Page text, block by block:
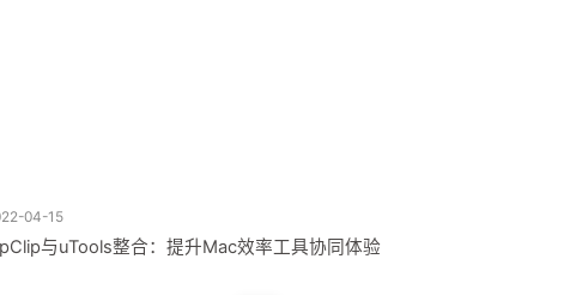
04-15
与uTools整合：提升Mac效率工具协同体验